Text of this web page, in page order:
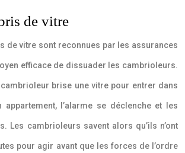
de vitre
de vitre sont reconnues par les assurances
efficace de dissuader les cambrioleurs.
cambrioleur brise une vitre pour entrer dans
l’alarme se déclenche et les
Les cambrioleurs savent alors qu’ils n’ont
pour agir avant que les forces de l’ordre